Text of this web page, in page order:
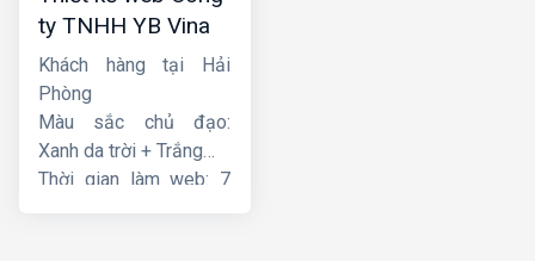
ty TNHH YB Vina
Khách hàng tại Hải
Phòng
Màu sắc chủ đạo:
Xanh da trời + Trắng
Thời gian làm web: 7